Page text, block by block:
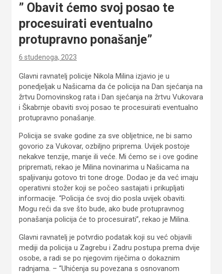
” Obavit ćemo svoj posao te
procesuirati eventualno
protupravno ponašanje”
6 studenoga, 2023
Glavni ravnatelj policije Nikola Milina izjavio je u
ponedjeljak u Našicama da će policija na Dan sjećanja na
žrtvu Domovinskog rata i Dan sjećanja na žrtvu Vukovara
i Škabrnje obaviti svoj posao te procesuirati eventualno
protupravno ponašanje.
Policija se svake godine za sve obljetnice, ne bi samo
govorio za Vukovar, ozbiljno priprema. Uvijek postoje
nekakve tenzije, manje ili veće. Mi ćemo se i ove godine
pripremati, rekao je Milina novinarima u Našicama na
spaljivanju gotovo tri tone droge. Dodao je da već imaju
operativni stožer koji se počeo sastajati i prikupljati
informacije. “Policija će svoj dio posla uvijek obaviti.
Mogu reći da sve što bude, ako bude protupravnog
ponašanja policija će to procesuirati”, rekao je Milina.
Glavni ravnatelj je potvrdio podatak koji su već objavili
mediji da policija u Zagrebu i Zadru postupa prema dvije
osobe, a radi se po njegovim riječima o dokaznim
radnjama. – “Uhićenja su povezana s osnovanom